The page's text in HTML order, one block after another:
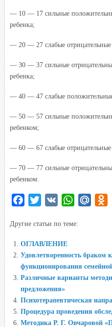
— 10 — 17 сильные
ребенка;
— 20 — 27 слабые отрицательные
— 30 — 37 сильные
ребенка;
— 40 — 47 слабые
— 50 — 57 сильные
ребенком;
— 60 — 67 слабые отрицательные
— 70 — 77 сильные
ребенком.
c
b
o
o
k
i
e
r
W
a
A
p
R
u
l
a
s
n
Другие статьи по теме:
ОГЛАВЛЕНИЕ
Удовлетворенность браком
функционирования
Различные варианты
предложения»
Психотерапевтическая
Процедура проведения
Методика Р. Г. Овчаровой